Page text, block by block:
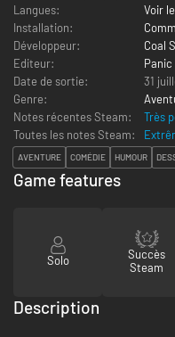
Langues:
Voir
Installation:
Développeur:
Coal
Editeur:
Panic
Date de sortie:
31
Genre:
Notes récentes Steam:
Très
Toutes les notes Steam:
AVENTURE COMÉDIE HUMOUR
Game features
Solo
Succès
Steam
Description